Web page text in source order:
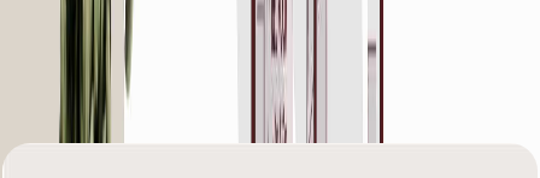
The Old Town Reehan 8, Fourth Floor, 2 BR,
Unit 1, 1486 SQFT
باز کردن چیدمان